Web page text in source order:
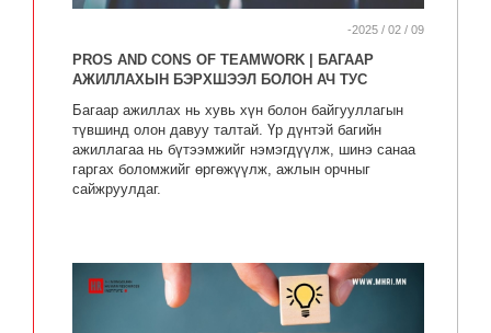
-2025 / 02 / 09
PROS AND CONS OF TEAMWORK | БАГААР
АЖИЛЛАХЫН БЭРХШЭЭЛ БОЛОН АЧ ТУС
Багаар ажиллах нь хувь хүн болон байгууллагын
түвшинд олон давуу талтай. Үр дүнтэй багийн
ажиллагаа нь бүтээмжийг нэмэгдүүлж, шинэ санаа
гаргах боломжийг өргөжүүлж, ажлын орчныг
сайжруулдаг.